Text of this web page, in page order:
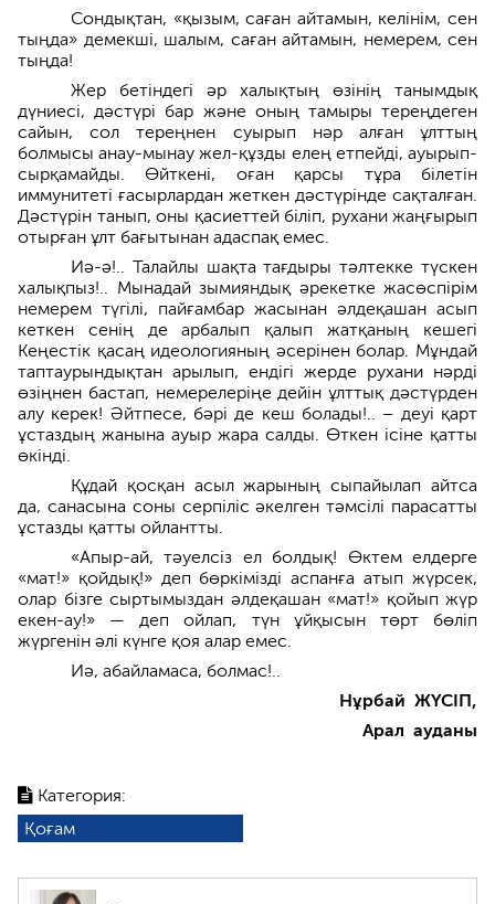
Категория:
Қоғам
Сондықтан, «қызым, саған айтамын, келінім, сен
тыңда» демекші, шалым, саған айтамын, немерем, сен
тыңда!
Жер бетіндегі әр халықтың өзінің танымдық
дүниесі, дәстүрі бар және оның тамыры тереңдеген
сайын, сол тереңнен суырып нәр алған ұлттың
болмысы анау-мынау жел-құзды елең етпейді, ауырып-
сырқамайды. Өйткені, оған қарсы тұра білетін
иммунитеті ғасырлардан жеткен дәстүрінде сақталған.
Дәстүрін танып, оны қасиеттей біліп, рухани жаңғырып
отырған ұлт бағытынан адаспақ емес.
Иә-ә!.. Талайлы шақта тағдыры тәлтекке түскен
халықпыз!.. Мынадай зымияндық әрекетке жасөспірім
немерем түгілі, пайғамбар жасынан әлдеқашан асып
кеткен сенің де арбалып қалып жатқаның кешегі
Кеңестік қасаң идеологияның әсерінен болар. Мұндай
таптаурындықтан арылып, ендігі жерде рухани нәрді
өзіңнен бастап, немерелеріңе дейін ұлттық дәстүрден
алу керек! Әйтпесе, бәрі де кеш болады!.. – деуі қарт
ұстаздың жанына ауыр жара салды. Өткен ісіне қатты
өкінді.
Құдай қосқан асыл жарының сыпайылап айтса
да, санасына соны серпіліс әкелген тәмсілі парасатты
ұстазды қатты ойлантты.
«Апыр-ай, тәуелсіз ел болдық! Өктем елдерге
«мат!» қойдық!» деп бөркімізді аспанға атып жүрсек,
олар бізге сыртымыздан әлдеқашан «мат!» қойып жүр
екен-ау!» — деп ойлап, түн ұйқысын төрт бөліп
жүргенін әлі күнге қоя алар емес.
Иә, абайламаса, болмас!..
Нұрбай ЖҮСІП,
Арал ауданы